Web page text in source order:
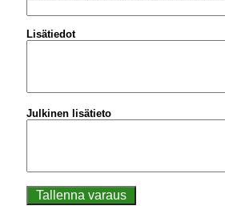
Lisätiedot
Julkinen lisätieto